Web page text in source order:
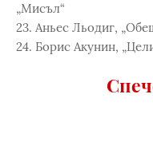
„Мисъл“
23. Аньес Льодиг,
24. Борис Акунин,